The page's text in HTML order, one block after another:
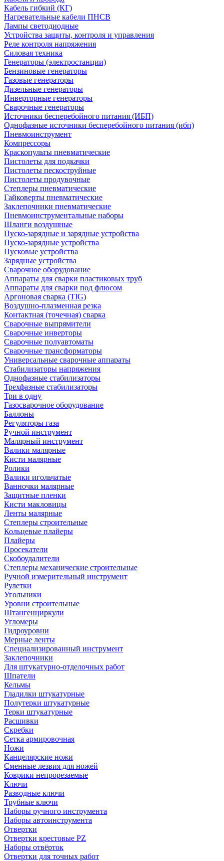
Кабель гибкий (КГ)
Нагревательные кабели ПНСВ
Лампы светодиодные
Устройства защиты, контроля и управления
Реле контроля напряжения
Силовая техника
Генераторы (электростанции)
Бензиновые генераторы
Газовые генераторы
Дизельные генераторы
Инверторные генераторы
Сварочные генераторы
Источники бесперебойного питания (ИБП)
Однофазные источники бесперебойного питания (ибп)
Пневмоинструмент
Компрессоры
Краскопульты пневматические
Пистолеты для подкачки
Пистолеты пескоструйные
Пистолеты продувочные
Степлеры пневматические
Гайковерты пневматические
Заклепочники пневматические
Пневмоинструментальные наборы
Шланги воздушные
Пуско-зарядные и зарядные устройства
Пуско-зарядные устройства
Пусковые устройства
Зарядные устройства
Сварочное оборудование
Аппараты для сварки пластиковых труб
Аппараты для сварки под флюсом
Аргоновая сварка (TIG)
Воздушно-плазменная резка
Контактная (точечная) сварка
Сварочные выпрямители
Сварочные инверторы
Сварочные полуавтоматы
Сварочные трансформаторы
Универсальные сварочные аппараты
Стабилизаторы напряжения
Однофазные стабилизаторы
Трехфазные стабилизаторы
Три в одну
Газосварочное оборудование
Баллоны
Регуляторы газа
Ручной инструмент
Малярный инструмент
Валики малярные
Кисти малярные
Ролики
Валики игольчатые
Ванночки малярные
Защитные пленки
Кисти макловицы
Ленты малярные
Степлеры строительные
Кольцевые плайеры
Плайеры
Просекатели
Скобоудалители
Степлеры механические строительные
Ручной измерительный инструмент
Рулетки
Угольники
Уровни строительные
Штангенциркули
Угломеры
Гидроуровни
Мерные ленты
Специализированный инструмент
Заклепочники
Для штукатурно-отделочных работ
Шпатели
Кельмы
Гладилки штукатурные
Полутерки штукатурные
Терки штукатурные
Расшивки
Скребки
Сетка армировочная
Ножи
Канцелярские ножи
Сменные лезвия для ножей
Коврики непрорезаемые
Ключи
Разводные ключи
Трубные ключи
Наборы ручного инструмента
Наборы автоинструмента
Отвертки
Отвертки крестовые PZ
Наборы отвёрток
Отвертки для точных работ